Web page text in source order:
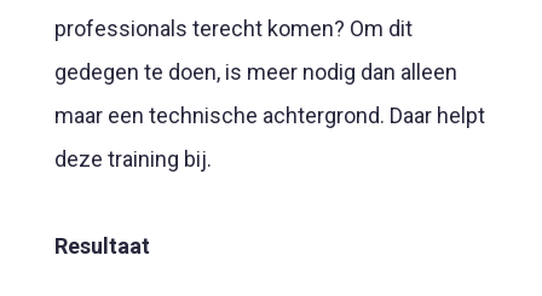
professionals terecht komen? Om dit
gedegen te doen, is meer nodig dan alleen
maar een technische achtergrond. Daar helpt
deze training bij.
Resultaat